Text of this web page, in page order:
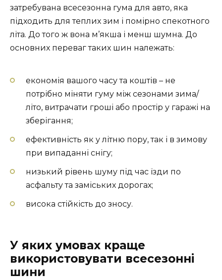
затребувана всесезонна гума для авто, яка
підходить для теплих зим і помірно спекотного
літа. До того ж вона м’якша і менш шумна. До
основних переваг таких шин належать:
економія вашого часу та коштів – не
потрібно міняти гуму між сезонами зима/
літо, витрачати гроші або простір у гаражі на
зберігання;
ефективність як у літню пору, так і в зимову
при випаданні снігу;
низький рівень шуму під час їзди по
асфальту та заміських дорогах;
висока стійкість до зносу.
У яких умовах краще
використовувати всесезонні
шини